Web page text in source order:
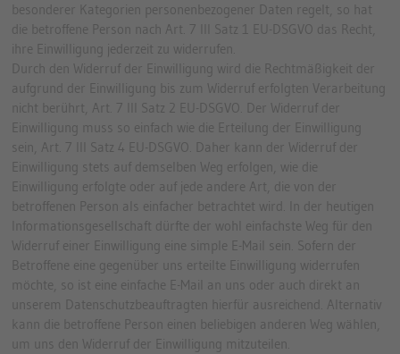
besonderer Kategorien personenbezogener Daten regelt, so hat
die betroffene Person nach Art. 7 III Satz 1 EU-DSGVO das Recht,
ihre Einwilligung jederzeit zu widerrufen.
Durch den Widerruf der Einwilligung wird die Rechtmäßigkeit der
aufgrund der Einwilligung bis zum Widerruf erfolgten Verarbeitung
nicht berührt, Art. 7 III Satz 2 EU-DSGVO. Der Widerruf der
Einwilligung muss so einfach wie die Erteilung der Einwilligung
sein, Art. 7 III Satz 4 EU-DSGVO. Daher kann der Widerruf der
Einwilligung stets auf demselben Weg erfolgen, wie die
Einwilligung erfolgte oder auf jede andere Art, die von der
betroffenen Person als einfacher betrachtet wird. In der heutigen
Informationsgesellschaft dürfte der wohl einfachste Weg für den
Widerruf einer Einwilligung eine simple E-Mail sein. Sofern der
Betroffene eine gegenüber uns erteilte Einwilligung widerrufen
möchte, so ist eine einfache E-Mail an uns oder auch direkt an
unserem Datenschutzbeauftragten hierfür ausreichend. Alternativ
kann die betroffene Person einen beliebigen anderen Weg wählen,
um uns den Widerruf der Einwilligung mitzuteilen.